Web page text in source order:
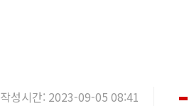
작성시간: 2023-09-05 08:41